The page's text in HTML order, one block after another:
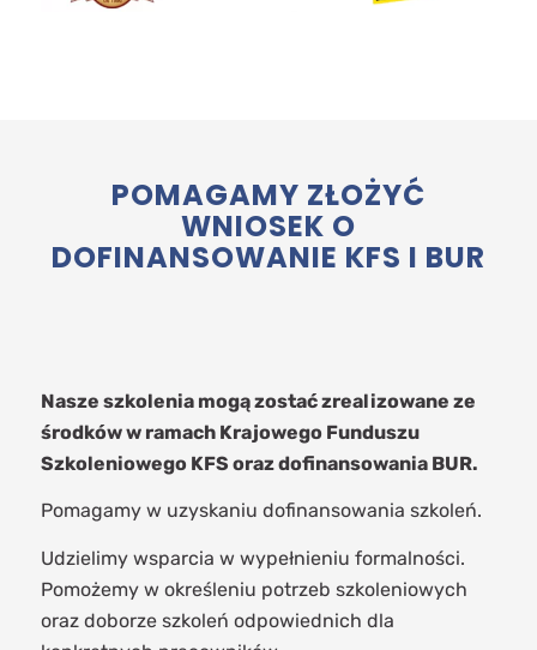
POMAGAMY ZŁOŻYĆ
WNIOSEK O
DOFINANSOWANIE KFS I BUR
Nasze szkolenia mogą zostać zrealizowane ze
środków w ramach Krajowego Funduszu
Szkoleniowego KFS oraz dofinansowania BUR.
Pomagamy w uzyskaniu dofinansowania szkoleń.
Udzielimy wsparcia w wypełnieniu formalności.
Pomożemy w określeniu potrzeb szkoleniowych
oraz doborze szkoleń odpowiednich dla